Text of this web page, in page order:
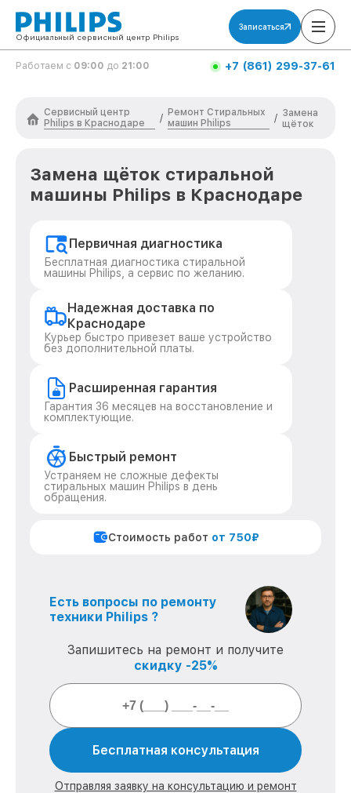
Официальный сервисный центр Philips
Записаться
Работаем с 09:00 до 21:00 +7 (861) 299-37-61
Сервисный центр
Philips в Краснодаре
/
Ремонт Стиральных
машин Philips
/ Замена
щёток
Замена щёток стиральной
машины Philips в Краснодаре
Первичная диагностика
Бесплатная диагностика стиральной
машины Philips, а сервис по желанию.
Надежная доставка по
Краснодаре
Курьер быстро привезет ваше устройство
без дополнительной платы.
Расширенная гарантия
Гарантия 36 месяцев на восстановление и
комплектующие.
Быстрый ремонт
Устраняем не сложные дефекты
стиральных машин Philips в день
обращения.
Стоимость работ от 750₽
Есть вопросы по ремонту
техники Philips ?
Запишитесь на ремонт и получите
скидку -25%
Бесплатная консультация
Отправляя заявку на консультацию и ремонт